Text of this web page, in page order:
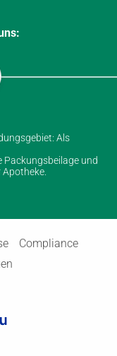
Als
Packungsbeilage und
Compliance